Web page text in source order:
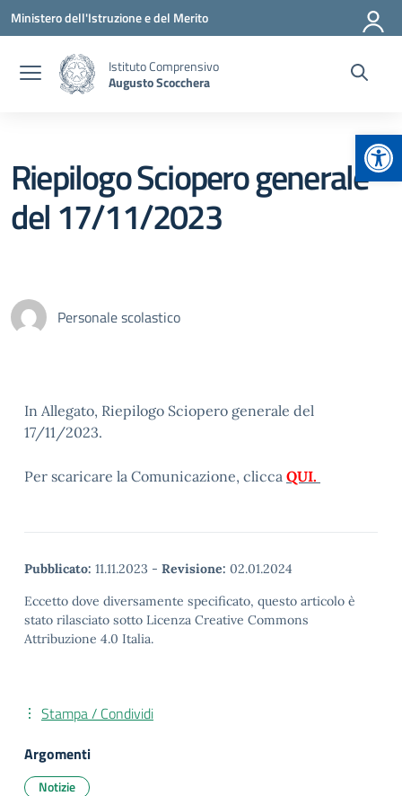
Vai ai contenuti
Vai al menu di navigazione
Vai al footer
Ministero dell'Istruzione e del Merito
Istituto Comprensivo
Augusto Scocchera
Riepilogo Sciopero generale
del 17/11/2023
Personale scolastico
In Allegato, Riepilogo Sciopero generale del
17/11/2023.
Per scaricare la Comunicazione, clicca QUI.
Pubblicato: 11.11.2023 - Revisione: 02.01.2024
Eccetto dove diversamente specificato, questo articolo è
stato rilasciato sotto Licenza Creative Commons
Attribuzione 4.0 Italia.
Stampa / Condividi
Argomenti
Notizie